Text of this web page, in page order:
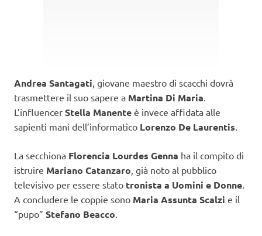
Andrea Santagati , giovane maestro di scacchi dovrà
trasmettere il suo sapere a Martina Di Maria
L’influencer Stella Manente è invece affidata alle
sapienti mani dell’informatico Lorenzo De Laurentis
La secchiona Florencia Lourdes Genna ha il compito di
istruire Mariano Catanzaro , già noto al pubblico
televisivo per essere stato tronista a Uomini e Donne
A concludere le coppie sono Maria Assunta Scalzi e il
“pupo” Stefano Beacco